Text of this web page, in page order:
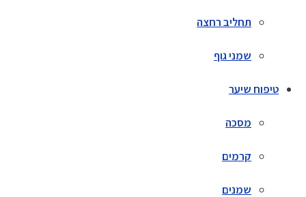
תחליב רחצה
שמני גוף
טיפוח שיער
מסכה
קרמים
שמנים